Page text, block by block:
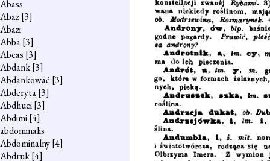
Abass
Abaz[3]
Abazi
Abba[3]
Abcas [3]
Abdank[3]
Abdankować [3]
Abderyta[3]
Abdhuci[3]
Abdimi[4]
abdominalis
Abdominalny[4]
Abdruk[4]